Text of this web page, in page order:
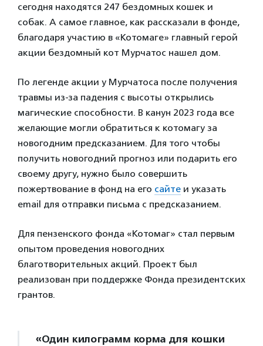
сегодня находятся 247 бездомных кошек и
собак. А самое главное, как рассказали в фонде,
благодаря участию в «Котомаге» главный герой
акции бездомный кот Мурчатос нашел дом.
По легенде акции у Мурчатоса после получения
травмы из-за падения с высоты открылись
магические способности. В канун 2023 года все
желающие могли обратиться к котомагу за
новогодним предсказанием. Для того чтобы
получить новогодний прогноз или подарить его
своему другу, нужно было совершить
пожертвование в фонд на его сайте и указать
email для отправки письма с предсказанием.
Для пензенского фонда «Котомаг» стал первым
опытом проведения новогодних
благотворительных акций. Проект был
реализован при поддержке Фонда президентских
грантов.
«Один килограмм корма для кошки